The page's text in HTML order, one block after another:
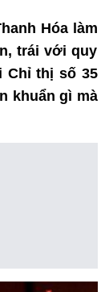
Hóa làm
trái với quy
Chỉ thị số 35
khuẩn gì mà